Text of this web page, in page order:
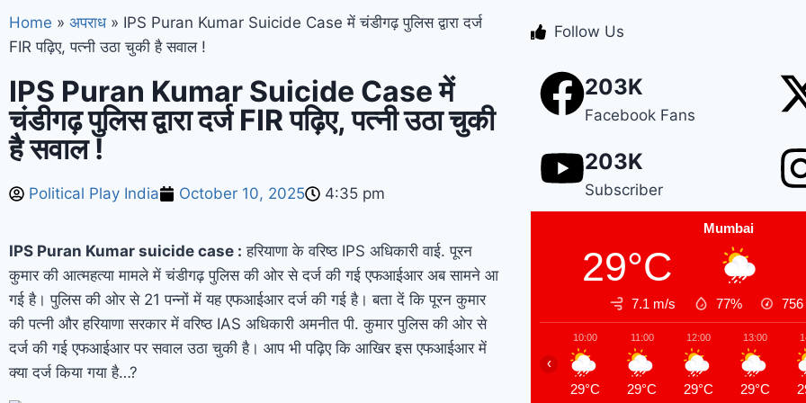
Manesar land scam
हुड्डा को हाईकोर्ट का
झटका, अब CBI की स्पेशल
कोर्ट में होगी सुनवाई
Relief
के किसानों को ‘नायाब’
राहत, CM सैनी ने 6 महीने
के लिए बिजली बिल किया
माफ ! Elderly people
will get respect and
Home » अपराध » IPS Puran Kumar Suicide Case में चंडीगढ़ पुलिस द्वारा दर्ज
FIR पढ़िए, पत्नी उठा चुकी है सवाल !
IPS Puran Kumar Suicide Case में
चंडीगढ़ पुलिस द्वारा दर्ज FIR पढ़िए, पत्नी उठा चुकी
है सवाल !
Political Play India October 10, 2025 4:35 pm
IPS Puran Kumar suicide case : हरियाणा के वरिष्ठ IPS अधिकारी वाई. पूरन
कुमार की आत्महत्या मामले में चंडीगढ़ पुलिस की ओर से दर्ज की गई एफआईआर अब सामने आ
गई है। पुलिस की ओर से 21 पन्नों में यह एफआईआर दर्ज की गई है। बता दें कि पूरन कुमार
की पत्नी और हरियाणा सरकार में वरिष्ठ IAS अधिकारी अमनीत पी. कुमार पुलिस की ओर से
दर्ज की गई एफआईआर पर सवाल उठा चुकी है। आप भी पढ़िए कि आखिर इस एफआईआर में
क्या दर्ज किया गया है…?
Follow Us
203K
Facebook Fans
203K
Subscriber
Mumbai
29°C
7.1 m/s 77% 756
10:00
29°C
11:00
29°C
12:00
29°C
13:00
29°C
‹